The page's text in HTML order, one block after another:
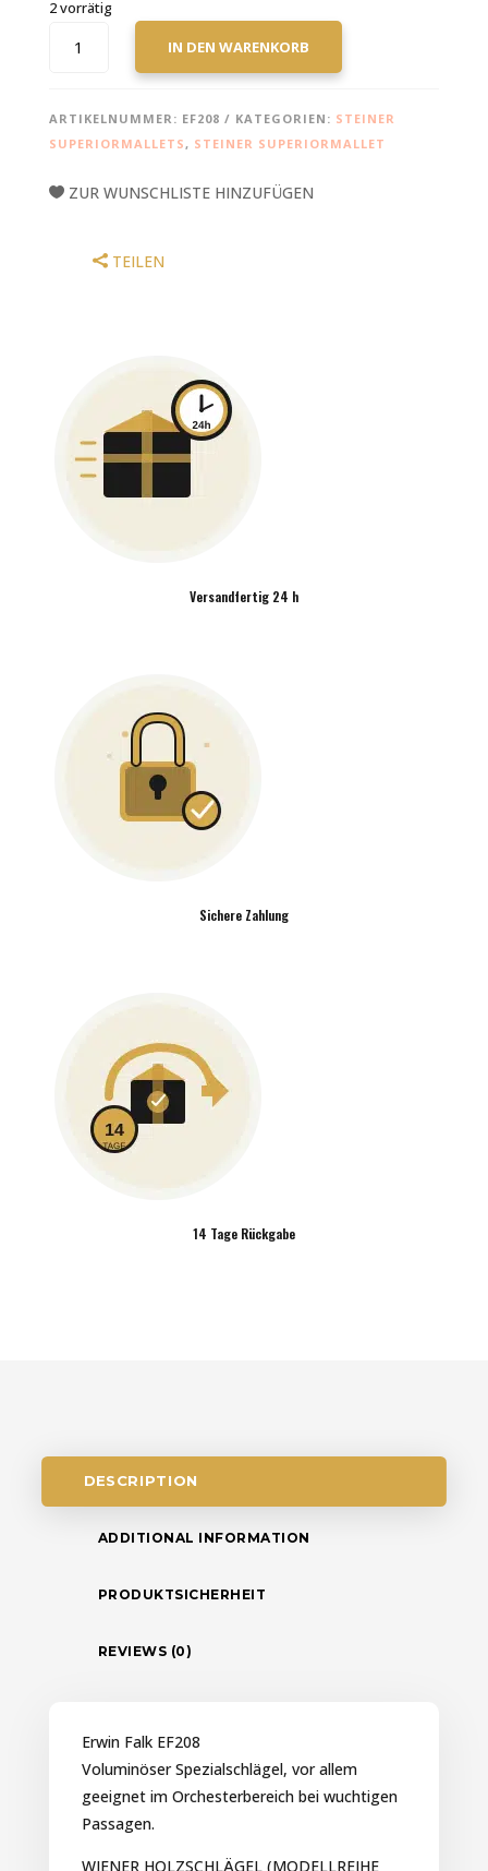
2 vorrätig
SUPERIORMALLETS
MENGE
IN DEN WARENKORB
ARTIKELNUMMER: EF208 KATEGORIEN: STEINER
SUPERIORMALLETS, STEINER SUPERIORMALLET
ZUR WUNSCHLISTE HINZUFÜGEN
TEILEN
Versandfertig 24 h
Sichere Zahlung
14 Tage Rückgabe
DESCRIPTION
ADDITIONAL INFORMATION
PRODUKTSICHERHEIT
REVIEWS (0)
Erwin Falk EF208
Voluminöser Spezialschlägel, vor allem
geeignet im Orchesterbereich bei wuchtigen
Passagen.
WIENER HOLZSCHLÄGEL (MODELLREIHE